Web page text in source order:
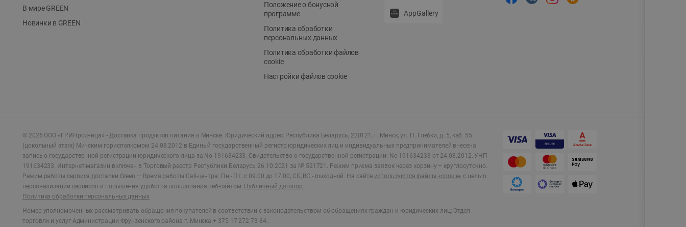
В мире GREEN
Новинки в GREEN
Положение о бонусной
программе
Политика обработки
персональных данных
Политика обработки файлов
cookie
Настройки файлов cookie
AppGallery
© 2026 ООО «ГРИНрозница» - Доставка продуктов питания в Минске. Юридический адрес: Республика Беларусь, 220121, г. Минск, ул. П. Глебки, д. 5, каб. 55
(цокольный этаж) Минским горисполкомом 24.08.2012 в Единый государственный регистр юридических лиц и индивидуальных предпринимателей внесена
запись о государственной регистрации юридического лица за No 191634233. Свидетельство о государственной регистрации: No 191634233 от 24.08.2012. УНП
191634233. Интернет-магазин включен в Торговый реестр Республики Беларусь 26.10.2021 за № 521721. Режим приема заявок через корзину – круглосуточно.
Режим работы сервиса доставки Green — Время работы Call-центра: Пн.- Пт. с 09.00 до 17.00, СБ, ВС - выходной. На сайте используются файлы «cookie» с целью
персонализации сервисов и повышения удобства пользования веб-сайтом. Публичный договор.
Политика обработки персональных данных
Номер уполномоченных рассматривать обращения покупателей в соответствии с законодательством об обращениях граждан и юридических лиц: Отдел
торговли и услуг Администрации Фрунзенского района г. Минска + 375 17 272 73 84 .